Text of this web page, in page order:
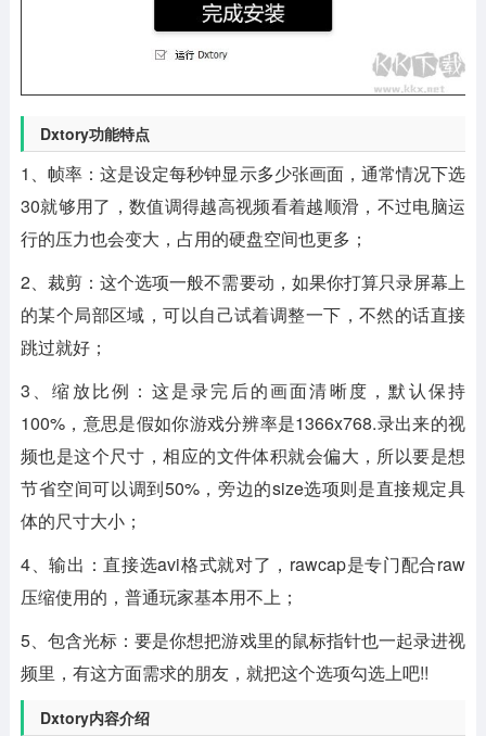
Dxtory功能特点
1、帧率：这是设定每秒钟显示多少张画面，通常情况下选
30就够用了，数值调得越高视频看着越顺滑，不过电脑运
行的压力也会变大，占用的硬盘空间也更多；
2、裁剪：这个选项一般不需要动，如果你打算只录屏幕上
的某个局部区域，可以自己试着调整一下，不然的话直接
跳过就好；
3、缩放比例：这是录完后的画面清晰度，默认保持
100%，意思是假如你游戏分辨率是1366x768.录出来的视
频也是这个尺寸，相应的文件体积就会偏大，所以要是想
节省空间可以调到50%，旁边的size选项则是直接规定具
体的尺寸大小；
4、输出：直接选avi格式就对了，rawcap是专门配合raw
压缩使用的，普通玩家基本用不上；
5、包含光标：要是你想把游戏里的鼠标指针也一起录进视
频里，有这方面需求的朋友，就把这个选项勾选上吧!!
Dxtory内容介绍